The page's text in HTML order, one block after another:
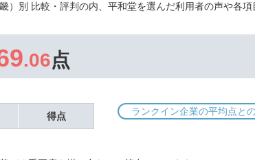
）別 比較・評判の内、平和堂を選んだ利用者の声や各項
.06点
得点 ランクイン企業の平均点と